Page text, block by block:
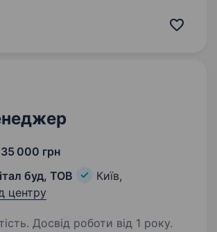
000 грн
буд, ТОВ
Київ,
центру
Досвід роботи від 1 року.